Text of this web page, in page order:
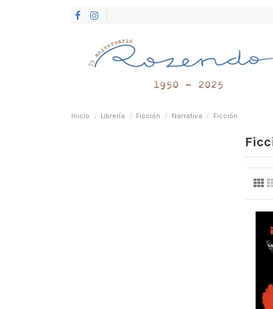
Inicio Librería Ficción Narrativa Ficción